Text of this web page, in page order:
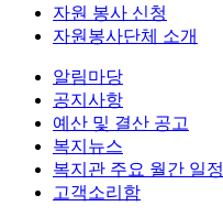
자원 봉사 신청
자원봉사단체 소개
알림마당
공지사항
예산 및 결산 공고
복지뉴스
복지관 주요 월간 일정
고객소리함